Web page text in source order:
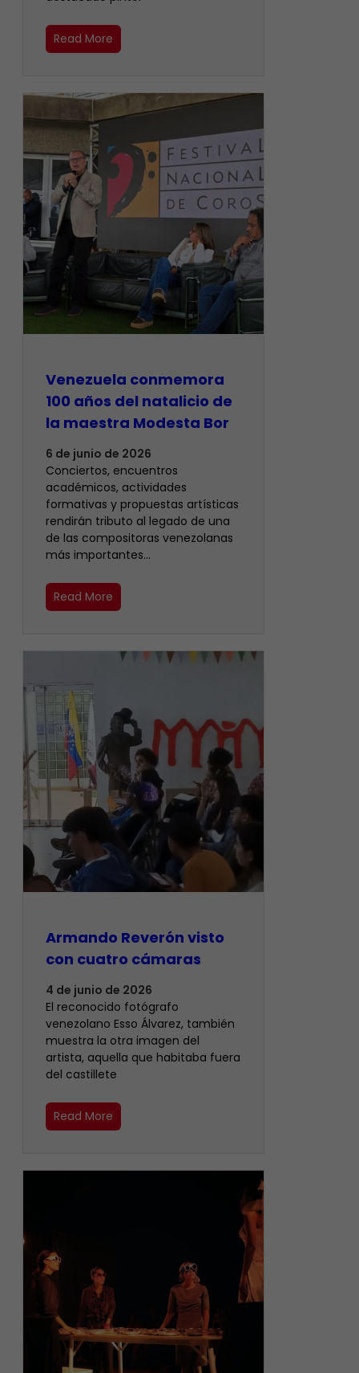
Read More
Venezuela conmemora
100 años del natalicio de
la maestra Modesta Bor
6 de junio de 2026
Conciertos, encuentros
académicos, actividades
formativas y propuestas artísticas
rendirán tributo al legado de una
de las compositoras venezolanas
más importantes…
Read More
Armando Reverón visto
con cuatro cámaras
4 de junio de 2026
‎El reconocido fotógrafo
venezolano Esso Álvarez, también
muestra la otra imagen del
artista, aquella que habitaba fuera
del castillete ‎
Read More